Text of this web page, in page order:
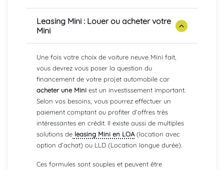
Leasing Mini : Louer ou acheter votre
Mini
Une fois votre choix de voiture neuve Mini fait,
vous devrez vous poser la question du
financement de votre projet automobile car
acheter une Mini est un investissement important.
Selon vos besoins, vous pourrez effectuer un
paiement comptant ou profiter d’offres très
intéressantes en crédit. Il existe aussi de multiples
solutions de leasing Mini en LOA(location avec
option d’achat) ou LLD (Location longue durée).
Ces formules sont souples et peuvent être